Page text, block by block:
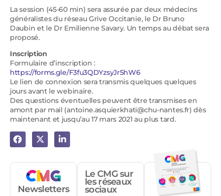
La session (45-60 min) sera assurée par deux médecins
généralistes du réseau Grive Occitanie, le Dr Bruno
Daubin et le Dr Emilienne Savary. Un temps au débat sera
proposé.
Inscription
Formulaire d’inscription :
https://forms.gle/F3fu3QDYzsyJr5hW6
Le lien de connexion sera transmis quelques quelques
jours avant le webinaire.
Des questions éventuelles peuvent être transmises en
amont par mail (antoine.asquierkhati@chu-nantes.fr) dès
maintenant et jusqu’au 17 mars 2021 au plus tard.
Newsletters
Le CMG sur
les réseaux
sociaux